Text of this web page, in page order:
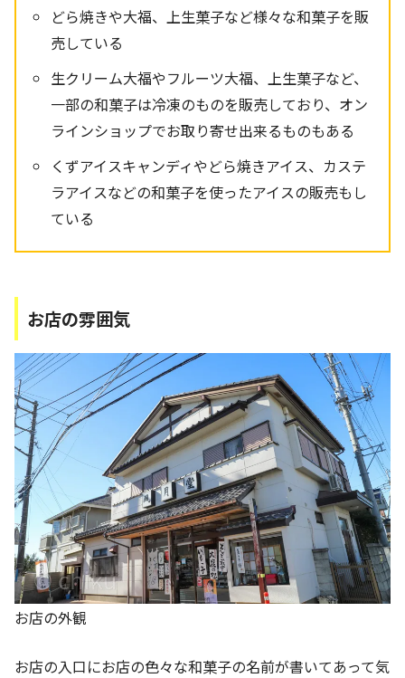
どら焼きや大福、上生菓子など様々な和菓子を販
売している
生クリーム大福やフルーツ大福、上生菓子など、
一部の和菓子は冷凍のものを販売しており、オン
ラインショップでお取り寄せ出来るものもある
くずアイスキャンディやどら焼きアイス、カステ
ラアイスなどの和菓子を使ったアイスの販売もし
ている
お店の雰囲気
お店の外観
お店の入口にお店の色々な和菓子の名前が書いてあって気